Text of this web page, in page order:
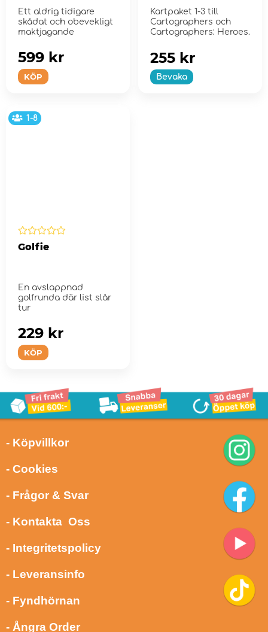
Ett aldrig tidigare
skådat och obevekligt
maktjagande
KÖP
599 kr
Kartpaket 1-3 till
Cartographers och
Cartographers: Heroes.
Bevaka
255 kr
1-8
Golfie
En avslappnad
golfrunda där list slår
tur
KÖP
229 kr
- Köpvillkor
- Cookies
- Frågor & Svar
- Kontakta Oss
- Integritetspolicy
- Leveransinfo
- Fyndhörnan
- Ångra Order